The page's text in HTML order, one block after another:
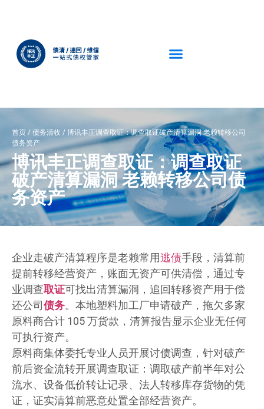
首页 /债务清收 /博讯丰正调查取证：调查取证破产清算漏洞 老赖转移公司
债务资产
博讯丰正调查取证：调查取证
破产清算漏洞 老赖转移公司债
务资产
企业走破产清算程序是老赖常用逃债手段，清算前
提前转移经营资产，账面无资产可供清偿，通过专
业调查取证可找出清算漏洞，追回转移资产用于偿
还公司债务。本地塑料加工厂申请破产，拖欠多家
原料商合计 105 万货款，清算报告显示企业无任何
可执行资产。
原料商集体委托专业人员开展讨债调查，针对破产
前后资金流转开展调查取证：调取破产前半年对公
流水、设备低价转让记录、法人转移库存货物的凭
证，证实清算前恶意处置全部经营资产。